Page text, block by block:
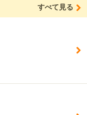
すべて見る